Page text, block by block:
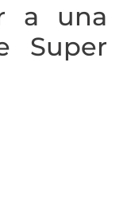
a una
Super